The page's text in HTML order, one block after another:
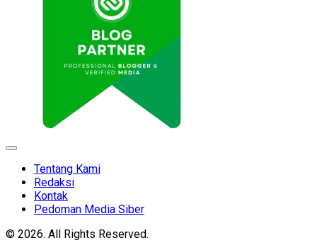
Expand
Tentang Kami
Redaksi
Kontak
Pedoman Media Siber
© 2026. All Rights Reserved.